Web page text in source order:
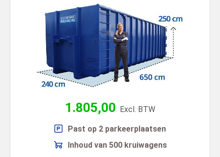
1.805,00 Excl. BTW
Past op 2 parkeerplaatsen
Inhoud van 500 kruiwagens